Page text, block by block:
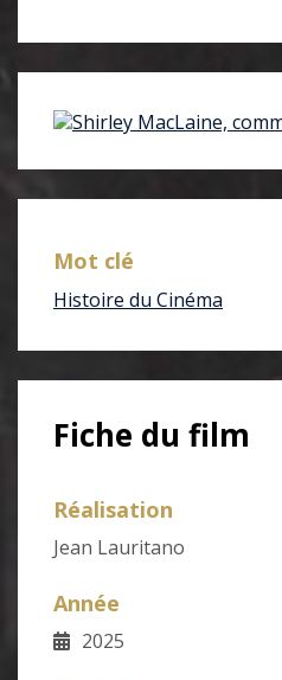
Mot clé
Histoire du Cinéma
Fiche du film
Réalisation
Jean Lauritano
Année
2025